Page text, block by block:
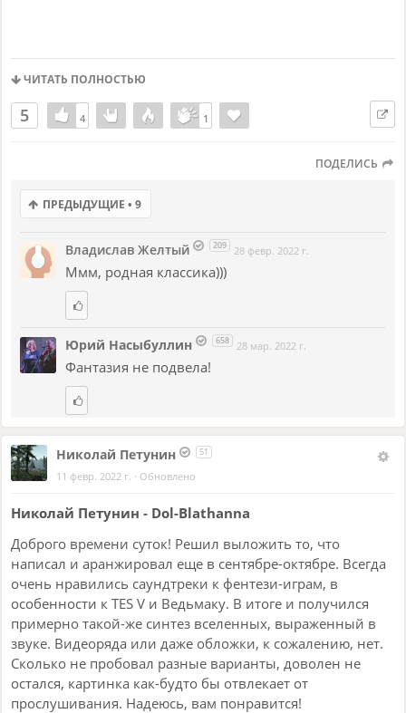
ЧИТАТЬ ПОЛНОСТЬЮ
5 4
4 11
ПОДЕЛИСЬ
ПРЕДЫДУЩИЕ • 9
Владислав Желтый 209 28 февр. 2022 г.
Ммм, родная классика)))
Юрий Насыбуллин 658 28 мар. 2022 г.
Фантазия не подвела!
Николай Петунин 51
11 февр. 2022 г. · Обновлено
Николай Петунин - Dol-Blathanna
Доброго времени суток! Решил выложить то, что
написал и аранжировал еще в сентябре-октябре. Всегда
очень нравились саундтреки к фентези-играм, в
особенности к TES V и Ведьмаку. В итоге и получился
примерно такой-же синтез вселенных, выраженный в
звуке. Видеоряда или даже обложки, к сожалению, нет.
Сколько не пробовал разные варианты, доволен не
остался, картинка как-будто бы отвлекает от
прослушивания. Надеюсь, вам понравится!